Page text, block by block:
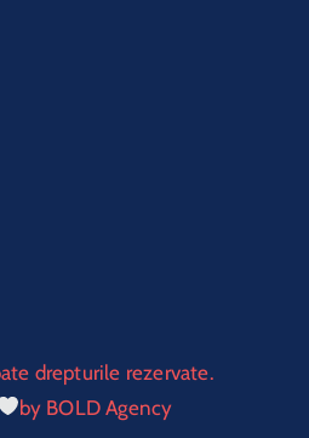
drepturile rezervate.
by BOLD Agency